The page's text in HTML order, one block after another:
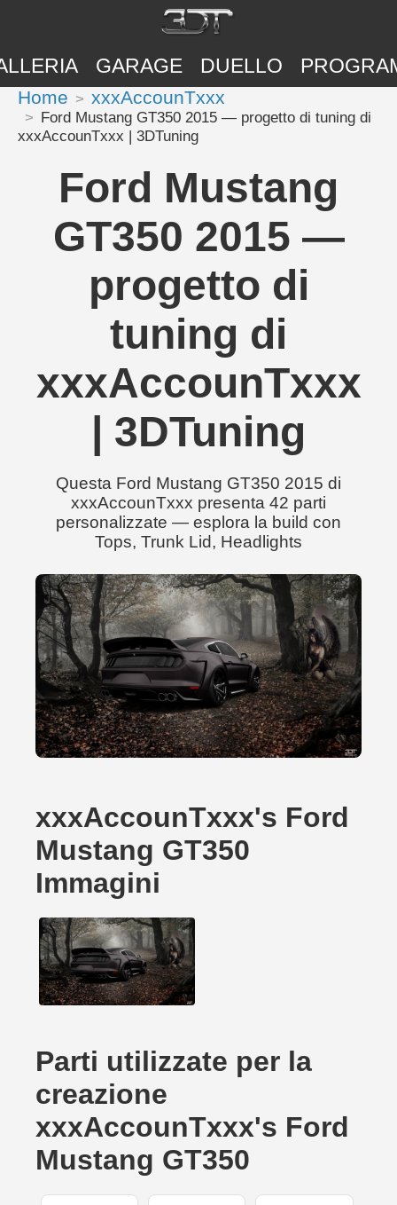
GARAGE DUELLO
Home xxxAccounTxxx
Ford Mustang GT350 2015 — progetto di tuning di
xxxAccounTxxx | 3DTuning
Ford Mustang
GT350 2015 —
progetto di
tuning di
xxxAccounTxxx
| 3DTuning
Questa Ford Mustang GT350 2015 di
xxxAccounTxxx presenta 42 parti
personalizzate — esplora la build con
Tops, Trunk Lid, Headlights
xxxAccounTxxx's Ford
Mustang GT350
Immagini
Parti utilizzate per la
creazione
xxxAccounTxxx's Ford
Mustang GT350